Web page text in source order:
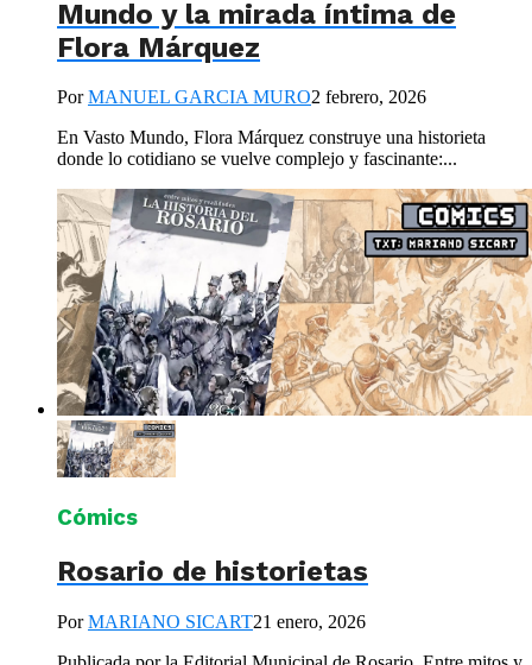
Mundo y la mirada íntima de
Flora Márquez
PorMANUEL GARCIA MURO2 febrero, 2026
En Vasto Mundo, Flora Márquez construye una historieta
donde lo cotidiano se vuelve complejo y fascinante:...
Cómics
Rosario de historietas
PorMARIANO SICART21 enero, 2026